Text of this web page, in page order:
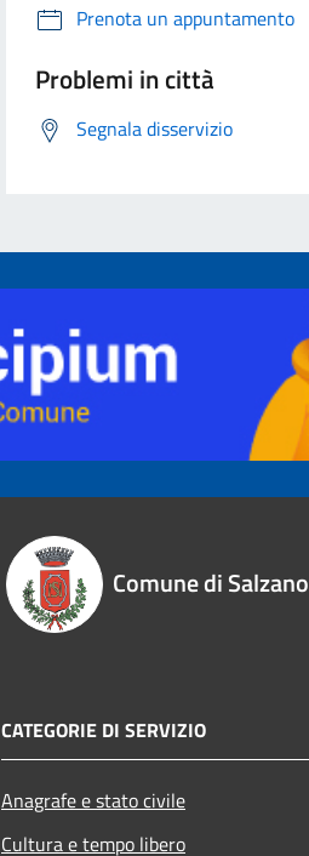
Prenota un appuntamento
Problemi in città
Segnala disservizio
Comune di Salzano
CATEGORIE DI SERVIZIO
Anagrafe e stato civile
Cultura e tempo libero